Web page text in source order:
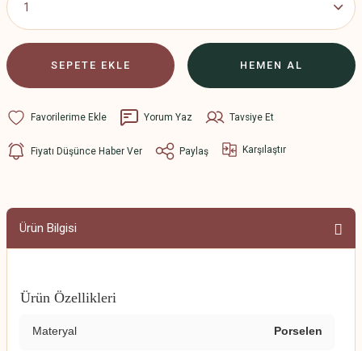
SEPETE EKLE HEMEN AL
Yorum Yaz Tavsiye Et
Fiyatı Düşünce Haber Ver Paylaş Karşılaştır
Ürün Bilgisi
Ürün Özellikleri
Materyal Porselen